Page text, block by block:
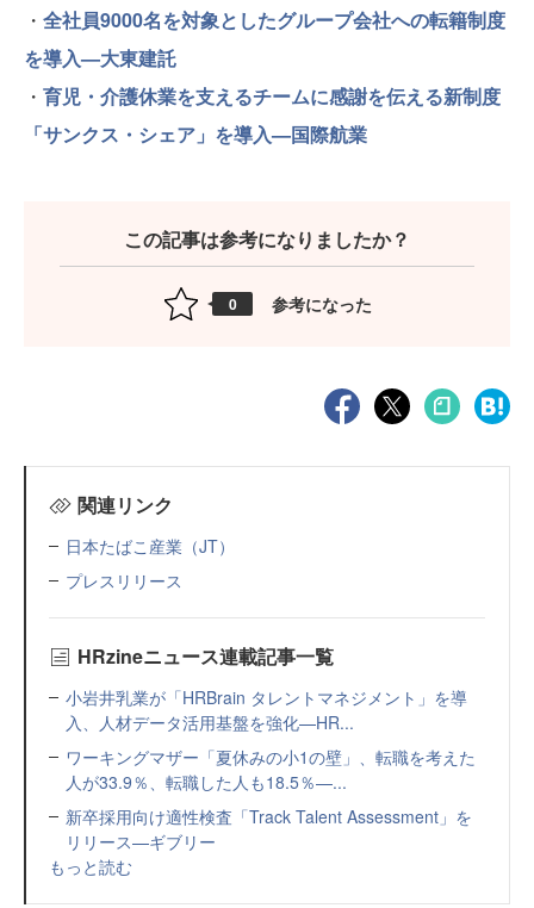
・ 全社員9000名を対象としたグループ会社への転籍制度
を導入—大東建託
・ 育児・介護休業を支えるチームに感謝を伝える新制度
「サンクス・シェア」を導入—国際航業
この記事は参考になりましたか？
0 参考になった
関連リンク
日本たばこ産業（JT）
プレスリリース
HRzineニュース連載記事一覧
小岩井乳業が「HRBrain タレントマネジメント」を導
入、人材データ活用基盤を強化—HR...
ワーキングマザー「夏休みの小1の壁」、転職を考えた
人が33.9％、転職した人も18.5％—...
新卒採用向け適性検査「Track Talent Assessment」を
リリース—ギブリー
もっと読む